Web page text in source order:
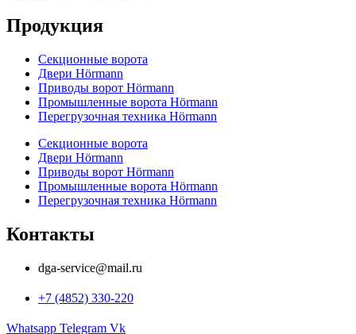
Продукция
Секционные ворота
Двери Hörmann
Приводы ворот Hörmann
Промышленные ворота Hörmann
Перегрузочная техника Hörmann
Секционные ворота
Двери Hörmann
Приводы ворот Hörmann
Промышленные ворота Hörmann
Перегрузочная техника Hörmann
Контакты
dga-service@mail.ru
+7 (4852) 330-220
Whatsapp Telegram Vk